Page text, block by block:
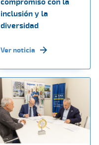
inclusión y la
diversidad
Ver noticia